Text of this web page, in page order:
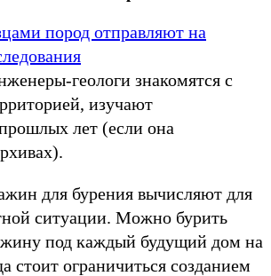
геологи знакомятся с
изучают
лет (если она
для бурения вычисляют для
ситуации. Можно бурить
под каждый будущий дом на
стоит ограничиться созданием